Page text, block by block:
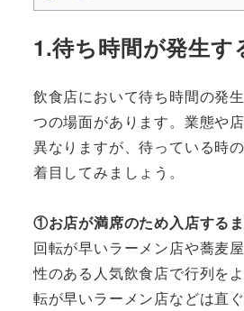
1.待ち時間が発生す
飲食店において待ち時間の発
つの場面があります。業態や
異なりますが、待っている時
着目してみましょう。
①お店が満席のため入店する
回転が早いラーメン店や蕎麦
性のある人気飲食店で行列を
転が早いラーメン店などは直